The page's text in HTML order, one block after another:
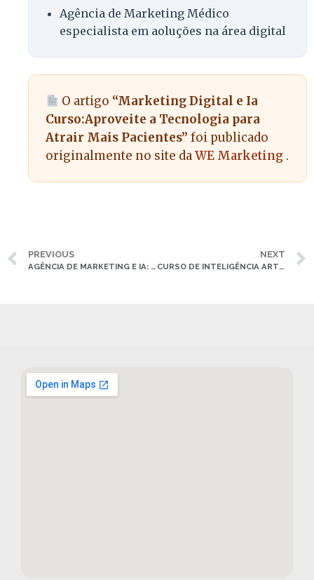
Agência de Marketing Médico
especialista em aoluções na área digital
O artigo “Marketing Digital e Ia
Curso:Aproveite a Tecnologia para
Atrair Mais Pacientes” foi publicado
originalmente no site daWE Marketing .
PREVIOUS
AGÊNCIA DE MARKETING E IA: COMO A INTELIGÊNCIA ARTIFICIAL TRANSFORMA A CAPTAÇÃO DE PACIENTES
NEXT
CURSO DE INTELIGÊNCIA ARTIFICIAL E MARKETING: AUMENTE SUA AUTORIDADE E CAPTE MAIS PACIENTES